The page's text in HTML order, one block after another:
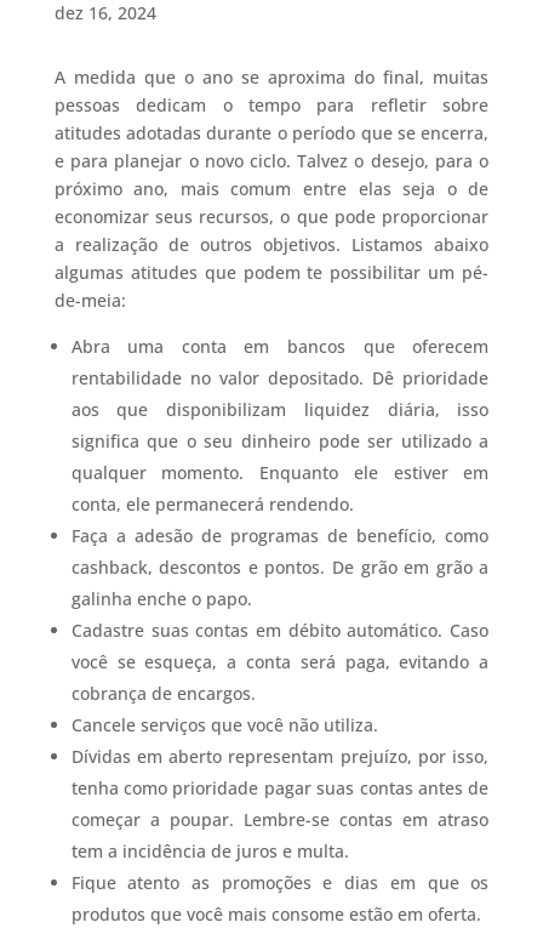
dez 16, 2024
A medida que o ano se aproxima do final, muitas
pessoas dedicam o tempo para refletir sobre
atitudes adotadas durante o período que se encerra,
e para planejar o novo ciclo. Talvez o desejo, para o
próximo ano, mais comum entre elas seja o de
economizar seus recursos, o que pode proporcionar
a realização de outros objetivos. Listamos abaixo
algumas atitudes que podem te possibilitar um pé-
de-meia:
Abra uma conta em bancos que oferecem
rentabilidade no valor depositado. Dê prioridade
aos que disponibilizam liquidez diária, isso
significa que o seu dinheiro pode ser utilizado a
qualquer momento. Enquanto ele estiver em
conta, ele permanecerá rendendo.
Faça a adesão de programas de benefício, como
cashback, descontos e pontos. De grão em grão a
galinha enche o papo.
Cadastre suas contas em débito automático. Caso
você se esqueça, a conta será paga, evitando a
cobrança de encargos.
Cancele serviços que você não utiliza.
Dívidas em aberto representam prejuízo, por isso,
tenha como prioridade pagar suas contas antes de
começar a poupar. Lembre-se contas em atraso
tem a incidência de juros e multa.
Fique atento as promoções e dias em que os
produtos que você mais consome estão em oferta.